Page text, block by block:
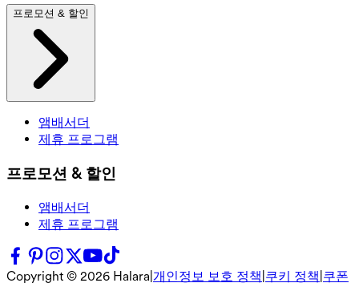
프로모션 & 할인
앰배서더
제휴 프로그램
프로모션 & 할인
앰배서더
제휴 프로그램
Copyright © 2026 Halara 개인정보 보호 정책 쿠키 정책 쿠폰